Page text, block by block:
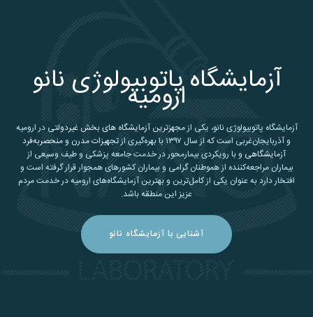
آزمایشگاه پاتوبیولوژی نانو
ارومیه
آزمایشگاه پاتوبیولوژی نانو، یکی ازمجهزترین آزمایشگاه های بخش غیردولتی در ارومیه
و آذربایجان‌غربی است که از سال ۱۳۹۷ با بهره‌گیری از
تجهیزات مدرن و منحصربه‌فرد
آزمایشگاهی و با رویکردی بیمارمحور در خدمت جامعه پزشکی و طیف وسیعی از
بیماران مراجعه‌کننده از هموطنان گرامی و بیماران کشورهای همجوار قرار گرفته است و
افتخار دارد به عنوان یکی از کامل‌ترین و بهترین آزمایشگاه‌های ارومیه در خدمت مردم
عزیز این منطقه باشد.
آشنایی با آزمایشگاه نانو